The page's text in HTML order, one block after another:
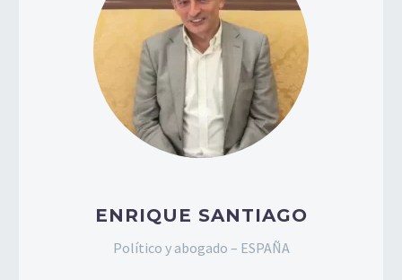
ENRIQUE SANTIAGO
Político y abogado – ESPAÑA